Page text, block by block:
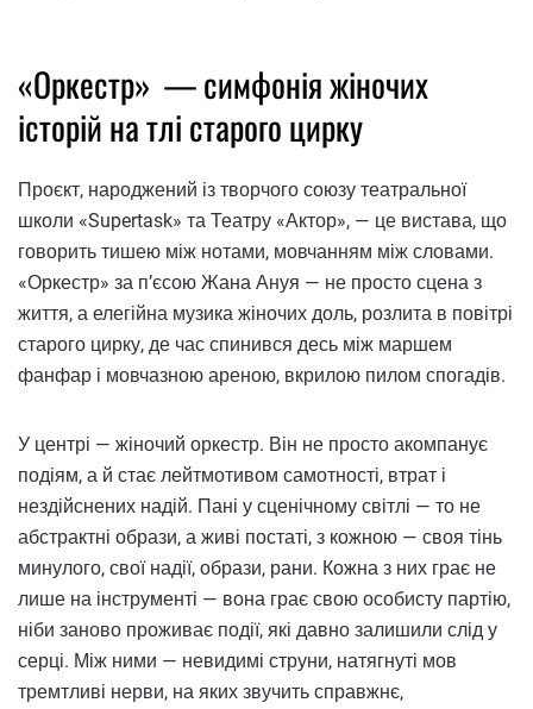
«Оркестр» — симфонія жіночих
історій на тлі старого цирку
Проєкт, народжений із творчого союзу театральної
школи «Supertask» та Театру «Актор», — це вистава, що
говорить тишею між нотами, мовчанням між словами.
«Оркестр» за п’єсою Жана Ануя — не просто сцена з
життя, а елегійна музика жіночих доль, розлита в повітрі
старого цирку, де час спинився десь між маршем
фанфар і мовчазною ареною, вкрилою пилом спогадів.
У центрі — жіночий оркестр. Він не просто акомпанує
подіям, а й стає лейтмотивом самотності, втрат і
нездійснених надій. Пані у сценічному світлі — то не
абстрактні образи, а живі постаті, з кожною — своя тінь
минулого, свої надії, образи, рани. Кожна з них грає не
лише на інструменті — вона грає свою особисту партію,
ніби заново проживає події, які давно залишили слід у
серці. Між ними — невидимі струни, натягнуті мов
тремтливі нерви, на яких звучить справжнє,